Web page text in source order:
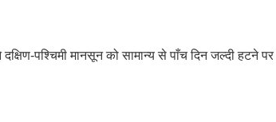
मानसून को सामान्य से पाँच दिन जल्दी हटने